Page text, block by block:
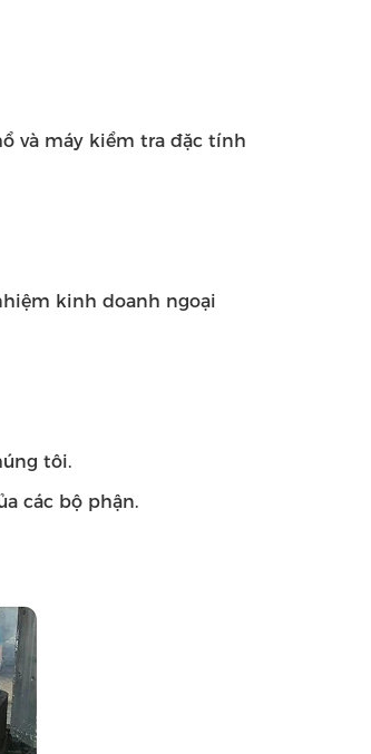
và máy kiểm tra đặc tính
kinh doanh ngoại
tôi.
các bộ phận.